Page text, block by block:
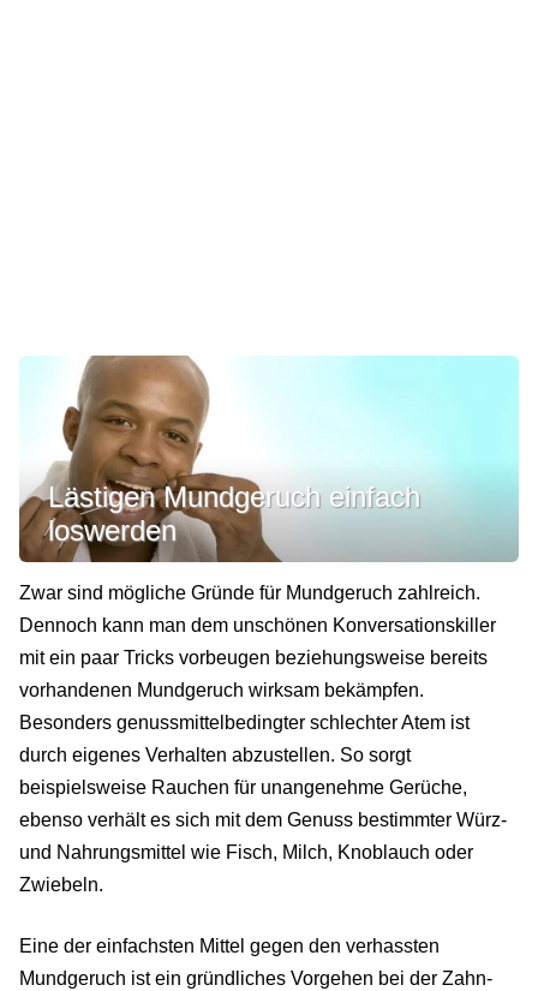
Lästigen Mundgeruch einfach
loswerden
Zwar sind mögliche Gründe für Mundgeruch zahlreich.
Dennoch kann man dem unschönen Konversationskiller
mit ein paar Tricks vorbeugen beziehungsweise bereits
vorhandenen Mundgeruch wirksam bekämpfen.
Besonders genussmittelbedingter schlechter Atem ist
durch eigenes Verhalten abzustellen. So sorgt
beispielsweise Rauchen für unangenehme Gerüche,
ebenso verhält es sich mit dem Genuss bestimmter Würz-
und Nahrungsmittel wie Fisch, Milch, Knoblauch oder
Zwiebeln.
Eine der einfachsten Mittel gegen den verhassten
Mundgeruch ist ein gründliches Vorgehen bei der Zahn-